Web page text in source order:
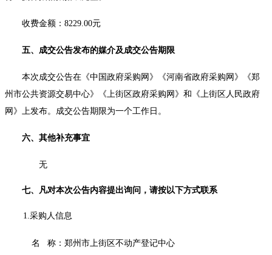
收费金额： 8229.00元
五、成交公告发布的媒介及成交公告期限
本次成交公告在《中国政府采购网》《河南省政府采购网》《郑
州市公共资源交易中心》《上街区政府采购网》和《上街区人民政府
网》上发布。成交公告期限为一个工作日。
六、其他补充事宜
无
七、凡对本次公告内容提出询问，请按以下方式联系
1.采购人信息
名 称： 郑州市上街区不动产登记中心